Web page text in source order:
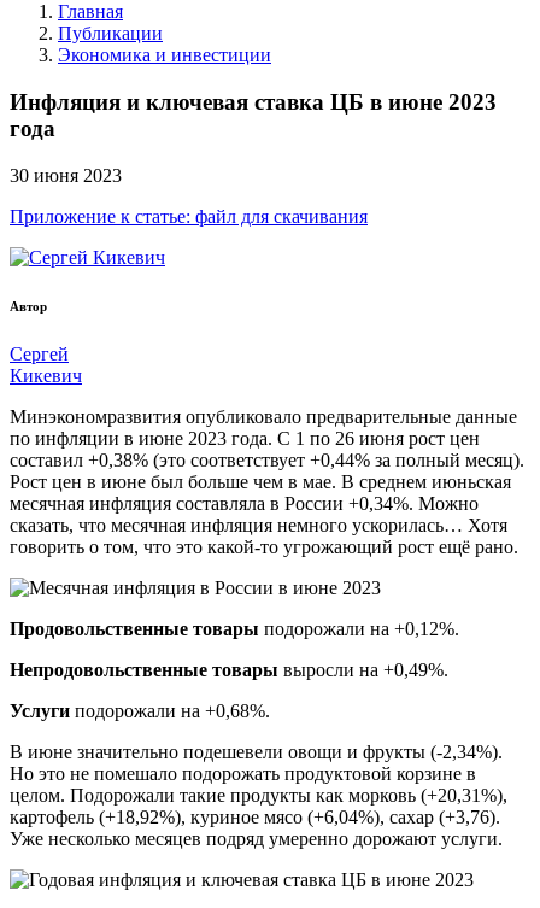
Главная
Публикации
Экономика и инвестиции
Инфляция и ключевая ставка ЦБ в июне 2023
года
30 июня 2023
Приложение к статье: файл для скачивания
Автор
Сергей
Кикевич
Минэкономразвития опубликовало предварительные данные
по инфляции в июне 2023 года. С 1 по 26 июня рост цен
составил +0,38% (это соответствует +0,44% за полный месяц).
Рост цен в июне был больше чем в мае. В среднем июньская
месячная инфляция составляла в России +0,34%. Можно
сказать, что месячная инфляция немного ускорилась… Хотя
говорить о том, что это какой-то угрожающий рост ещё рано.
Продовольственные товары подорожали на +0,12%.
Непродовольственные товары выросли на +0,49%.
Услуги подорожали на +0,68%.
В июне значительно подешевели овощи и фрукты (-2,34%).
Но это не помешало подорожать продуктовой корзине в
целом. Подорожали такие продукты как морковь (+20,31%),
картофель (+18,92%), куриное мясо (+6,04%), сахар (+3,76).
Уже несколько месяцев подряд умеренно дорожают услуги.